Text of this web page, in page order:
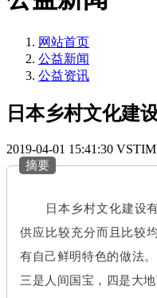
网站首页
公益新闻
公益资讯
日本乡村文化建
2019-04-01 15:41:30
摘要
日本乡村文化建设
供应比较充分而且比较
有自己鲜明特色的做法
三是人间国宝，四是大地